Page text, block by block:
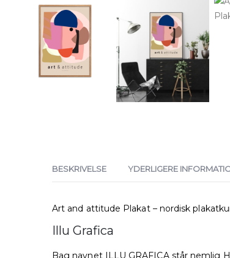
BESKRIVELSE YDERLIGERE
Art and attitude Plakat – nordisk
Illu Grafica
Bag navnet ILLU GRAFICA står nemlig